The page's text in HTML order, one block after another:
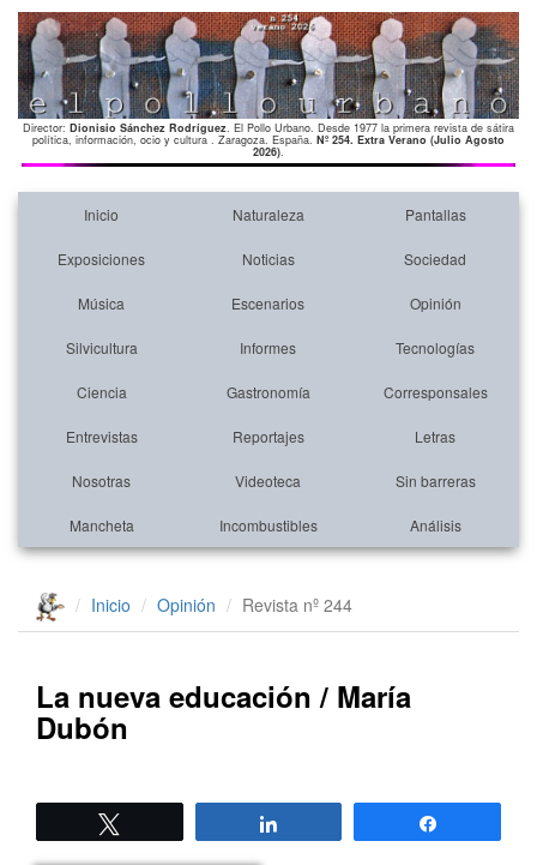
Director: Dionisio Sánchez Rodríguez. El Pollo Urbano. Desde 1977 la primera revista de sátira
política, información, ocio y cultura . Zaragoza. España. Nº 254. Extra Verano (Julio Agosto
2026).
Inicio Naturaleza Pantallas
Exposiciones Noticias Sociedad
Música Escenarios Opinión
Silvicultura Informes Tecnologías
Ciencia Gastronomía Corresponsales
Entrevistas Reportajes Letras
Nosotras Videoteca Sin barreras
Mancheta Incombustibles Análisis
Inicio Opinión Revista nº 244
La nueva educación / María
Dubón